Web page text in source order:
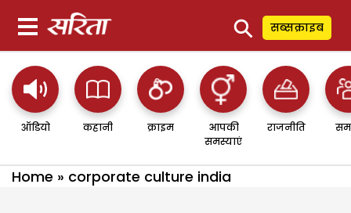
⚲ सब्सक्राइब
ऑडियो कहानी क्राइम
आपकी
समस्याएं
राजनीति
Home » corporate culture india